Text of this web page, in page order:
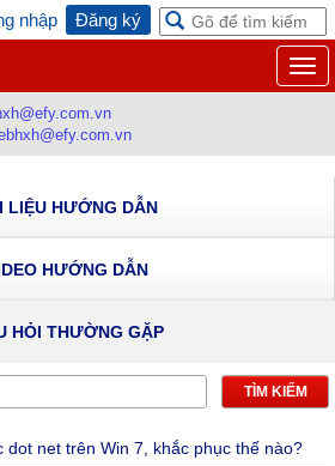
Đăng ký
nhập
LIỆU HƯỚNG DẪN
HƯỚNG DẪN
HỎI THƯỜNG GẶP
net trên Win 7, khắc phục thế nào?